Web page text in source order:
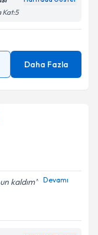
Daha Fazla
kaldım